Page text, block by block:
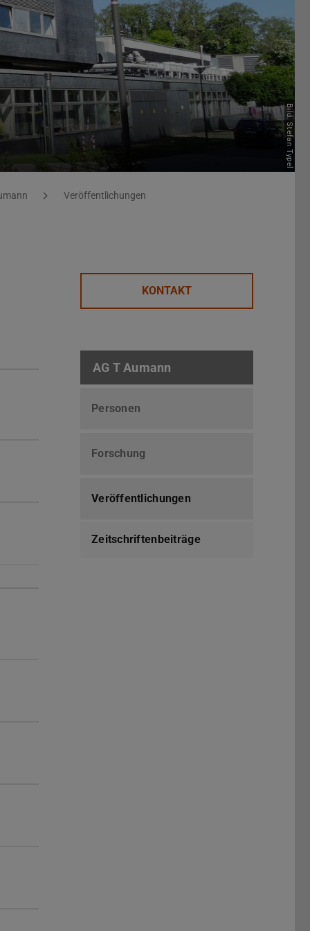
Bild: Stefan Typel
Veröffentlichungen
KONTAKT
AG T Aumann
Personen
Forschung
Veröffentlichungen
Zeitschriftenbeiträge